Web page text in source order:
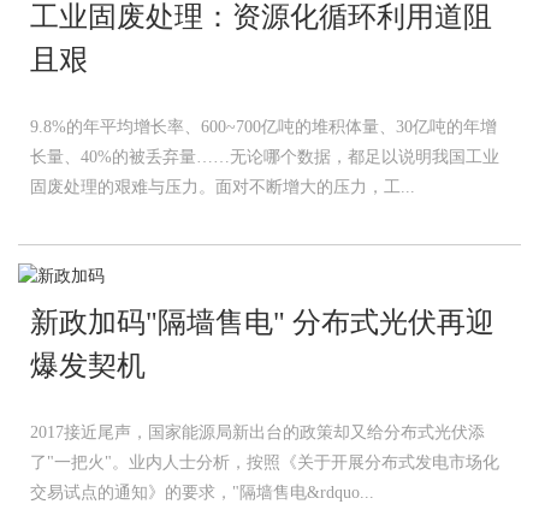
工业固废处理：资源化循环利用道阻
且艰
9.8%的年平均增长率、600~700亿吨的堆积体量、30亿吨的年增
长量、40%的被丢弃量……无论哪个数据，都足以说明我国工业
固废处理的艰难与压力。面对不断增大的压力，工...
新政加码"隔墙售电" 分布式光伏再迎
爆发契机
2017接近尾声，国家能源局新出台的政策却又给分布式光伏添
了"一把火"。业内人士分析，按照《关于开展分布式发电市场化
交易试点的通知》的要求，"隔墙售电&rdquo...